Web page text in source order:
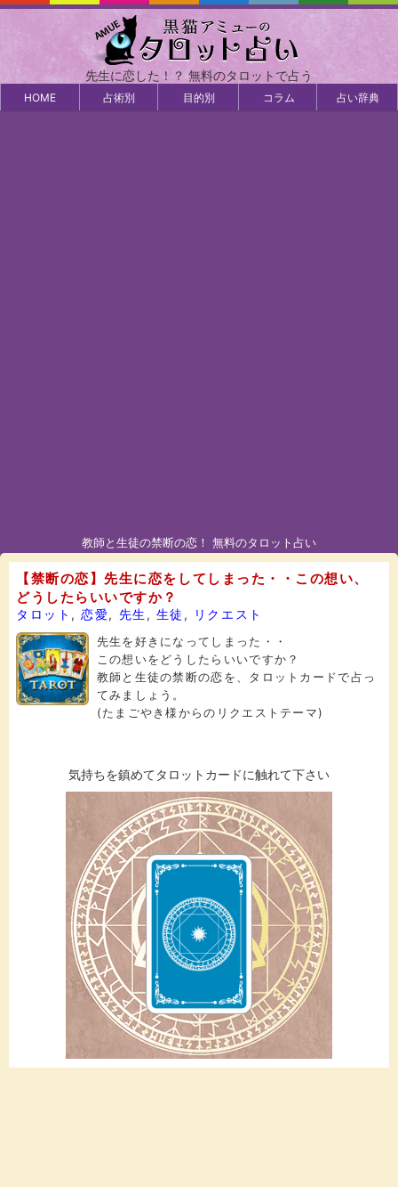
先生に恋した！？ 無料のタロットで占う
HOME 占術別 目的別 コラム 占い辞典
教師と生徒の禁断の恋！ 無料のタロット占い
【禁断の恋】先生に恋をしてしまった・・この想い、
どうしたらいいですか？
タロット ,恋愛, 先生 , 生徒 ,
リクエスト
先生を好きになってしまった・・
この想いをどうしたらいいですか？
教師と生徒の禁断の恋を、タロットカードで占っ
てみましょう。
(たまごやき様からのリクエストテーマ)
気持ちを鎮めてタロットカードに触れて下さい